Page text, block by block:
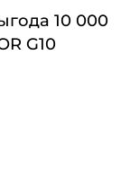
10 000
G10